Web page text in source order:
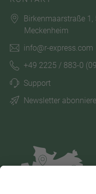
Birkenmaarstraße 1,
Meckenheim
info@r-express.com
+49 2225 / 883-0
Support
Newsletter